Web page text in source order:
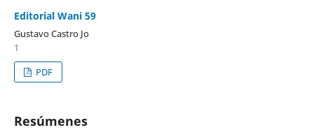
Editorial Wani 59
Gustavo Castro Jo
1
PDF
Resúmenes